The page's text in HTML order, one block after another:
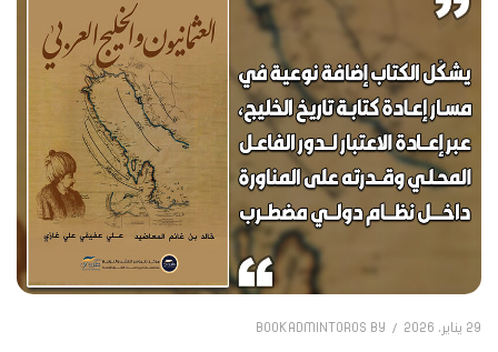
29 يناير، 2026 BY
BOOKADMINTOROS